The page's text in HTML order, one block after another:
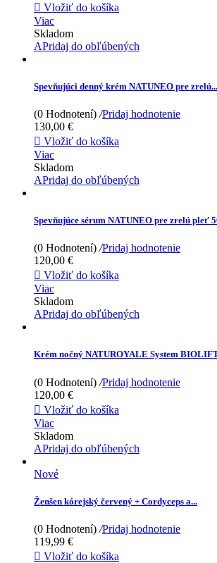
 Vložiť do košíka
Viac
Skladom
APridaj do obľúbených
Spevňujúci denný krém NATUNEO pre zrelú...
(0 Hodnotení) /Pridaj hodnotenie
130,00 €
 Vložiť do košíka
Viac
Skladom
APridaj do obľúbených
Spevňujúce sérum NATUNEO pre zrelú pleť
(0 Hodnotení) /Pridaj hodnotenie
120,00 €
 Vložiť do košíka
Viac
Skladom
APridaj do obľúbených
Krém nočný NATUROYALE System
(0 Hodnotení) /Pridaj hodnotenie
120,00 €
 Vložiť do košíka
Viac
Skladom
APridaj do obľúbených
Nové
Ženšen kórejský červený + Cordyceps a...
(0 Hodnotení) /Pridaj hodnotenie
119,99 €
 Vložiť do košíka